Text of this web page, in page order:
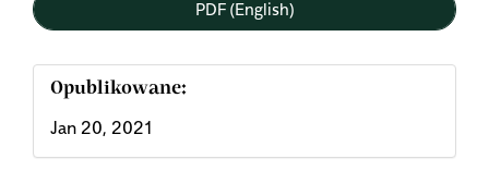
PDF (English)
Opublikowane:
Jan 20, 2021